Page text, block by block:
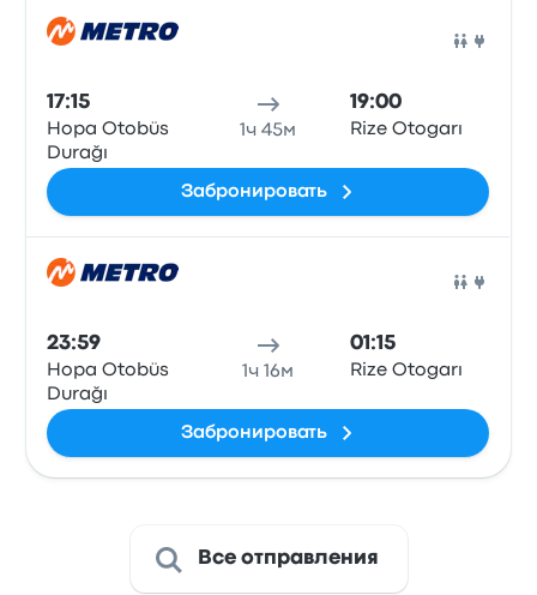
17:15
Hopa Otobüs
Durağı
1ч 45м
19:00
Rize Otogarı
Забронировать
23:59
Hopa Otobüs
Durağı
1ч 16м
01:15
Rize Otogarı
Забронировать
Все отправления